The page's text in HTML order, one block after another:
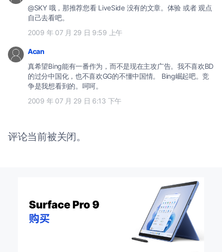
@SKY 哦，那推荐您看 LiveSide 没有的文章。体验 或者 观点
自己去看吧。
2009 年 07 月 29 日 9:59 上午
Acan
真希望Bing能有一番作为，而不是现在主攻广告。我不喜欢BD
的过分中国化，也不喜欢GG的不懂中国情。 Bing崛起吧。竞
争是我想看到的。呵呵。
2009 年 07 月 29 日 6:13 下午
评论当前被关闭。